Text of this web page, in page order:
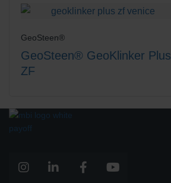
GeoSteen®
GeoSteen® GeoKlinker Plus
ZF